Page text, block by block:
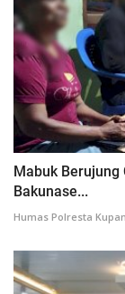
Mabuk Berujung
Bakunase...
Humas Polresta